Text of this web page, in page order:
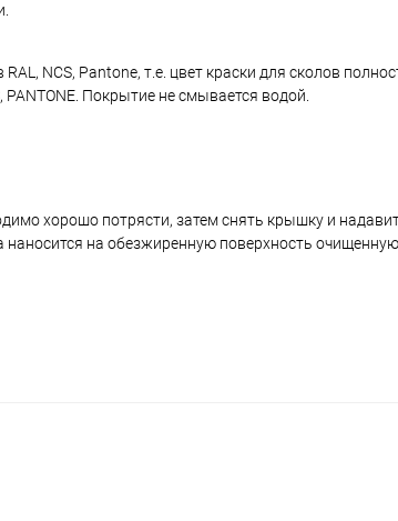
NCS, Pantone, т.е. цвет краски для сколов
Покрытие не смывается водой.
хорошо потрясти, затем снять крышку и
на обезжиренную поверхность